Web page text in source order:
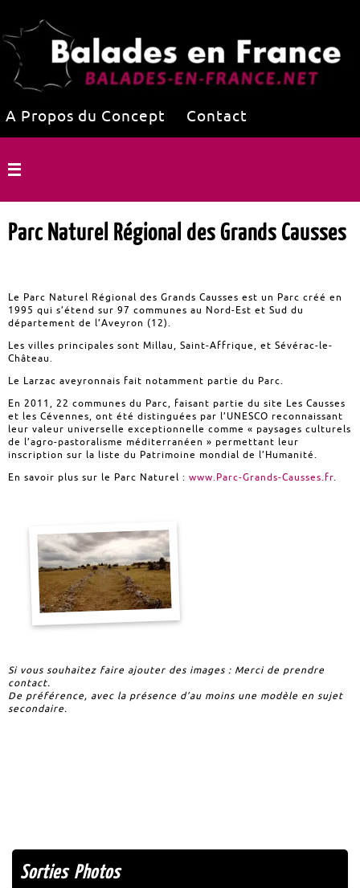
A Propos du Concept Contact
Parc Naturel Régional des Grands Causses
Le Parc Naturel Régional des Grands Causses est un Parc créé en
1995 qui s’étend sur 97 communes au Nord-Est et Sud du
département de l’Aveyron (12).
Les villes principales sont Millau, Saint-Affrique, et Sévérac-le-
Château.
Le Larzac aveyronnais fait notamment partie du Parc.
En 2011, 22 communes du Parc, faisant partie du site Les Causses
et les Cévennes, ont été distinguées par l’UNESCO reconnaissant
leur valeur universelle exceptionnelle comme « paysages culturels
de l’agro-pastoralisme méditerranéen » permettant leur
inscription sur la liste du Patrimoine mondial de l’Humanité.
En savoir plus sur le Parc Naturel : www.Parc-Grands-Causses.fr.
Si vous souhaitez faire ajouter des images : Merci de prendre
contact.
De préférence, avec la présence d’au moins une modèle en sujet
secondaire.
Sorties Photos